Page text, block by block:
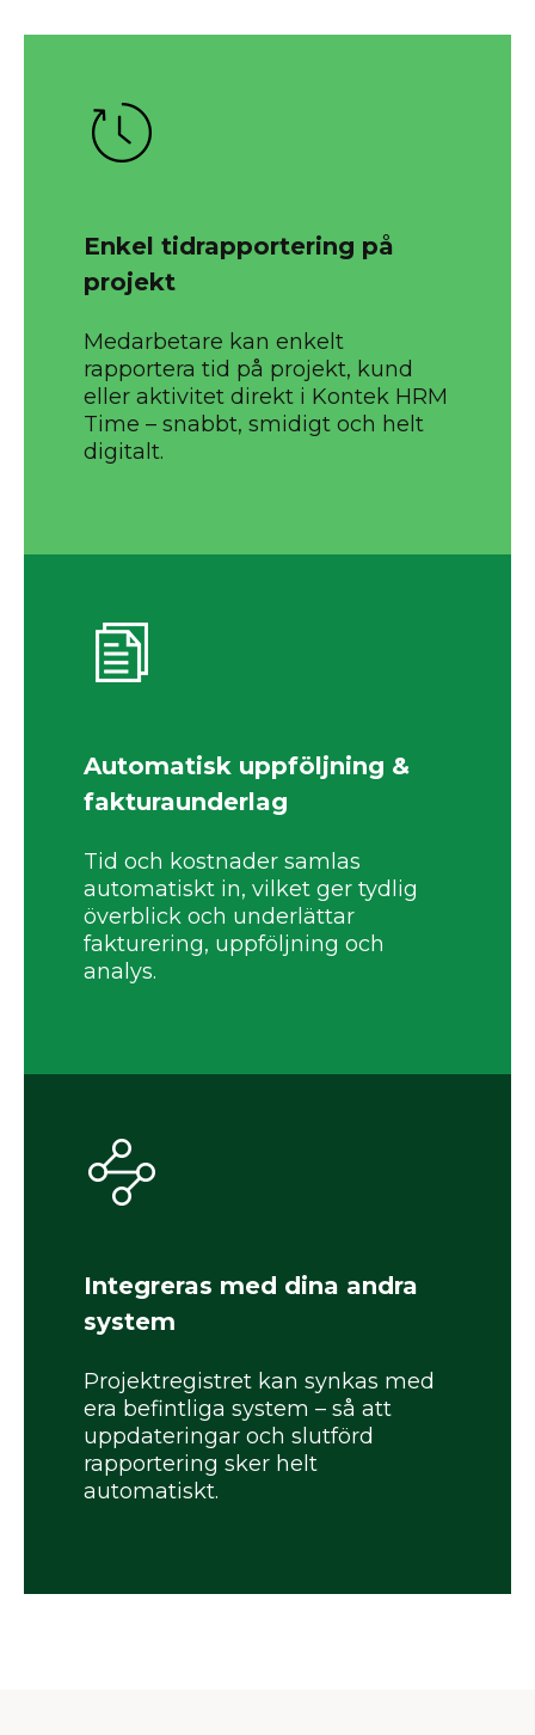
Enkel tidrapportering på
projekt
Medarbetare kan enkelt
rapportera tid på projekt, kund
eller aktivitet direkt i Kontek HRM
Time – snabbt, smidigt och helt
digitalt.
Automatisk uppföljning &
fakturaunderlag
Tid och kostnader samlas
automatiskt in, vilket ger tydlig
överblick och underlättar
fakturering, uppföljning och
analys.
Integreras med dina andra
system
Projektregistret kan synkas med
era befintliga system – så att
uppdateringar och slutförd
rapportering sker helt
automatiskt.